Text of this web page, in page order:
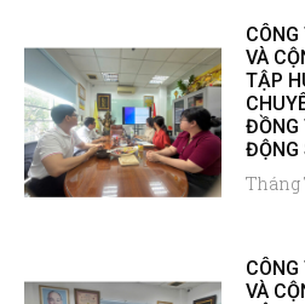
VÀ
TẬP
ĐỒNG
ĐỘNG
Tháng
VÀ